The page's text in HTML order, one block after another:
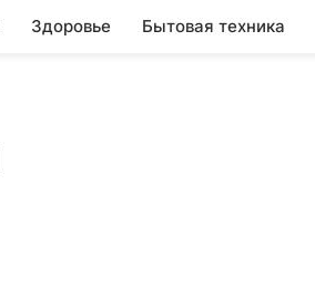
Здоровье Бытовая техника